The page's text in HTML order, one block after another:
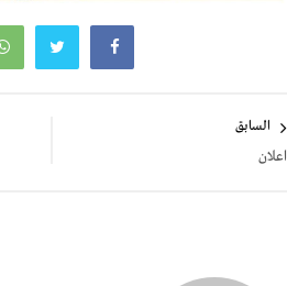
المقالات
السابق
اعلان